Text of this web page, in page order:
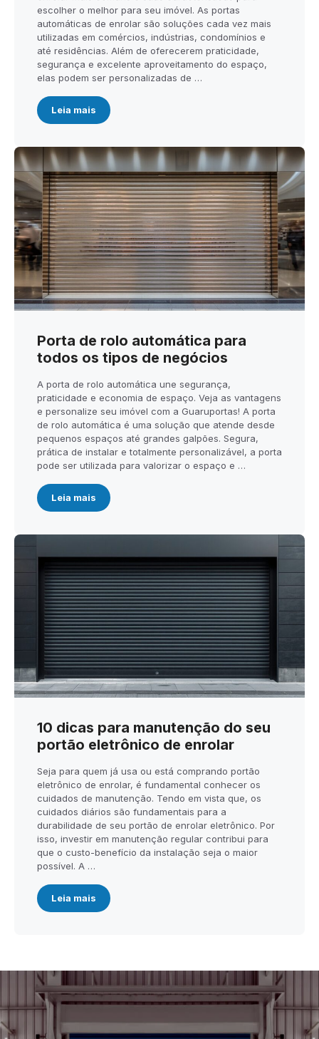
escolher o melhor para seu imóvel. As portas
automáticas de enrolar são soluções cada vez mais
utilizadas em comércios, indústrias, condomínios e
até residências. Além de oferecerem praticidade,
segurança e excelente aproveitamento do espaço,
elas podem ser personalizadas de …
Leia mais
Porta de rolo automática para
todos os tipos de negócios
A porta de rolo automática une segurança,
praticidade e economia de espaço. Veja as vantagens
e personalize seu imóvel com a Guaruportas! A porta
de rolo automática é uma solução que atende desde
pequenos espaços até grandes galpões. Segura,
prática de instalar e totalmente personalizável, a porta
pode ser utilizada para valorizar o espaço e …
Leia mais
10 dicas para manutenção do seu
portão eletrônico de enrolar
Seja para quem já usa ou está comprando portão
eletrônico de enrolar, é fundamental conhecer os
cuidados de manutenção. Tendo em vista que, os
cuidados diários são fundamentais para a
durabilidade de seu portão de enrolar eletrônico. Por
isso, investir em manutenção regular contribui para
que o custo-benefício da instalação seja o maior
possível. A …
Leia mais